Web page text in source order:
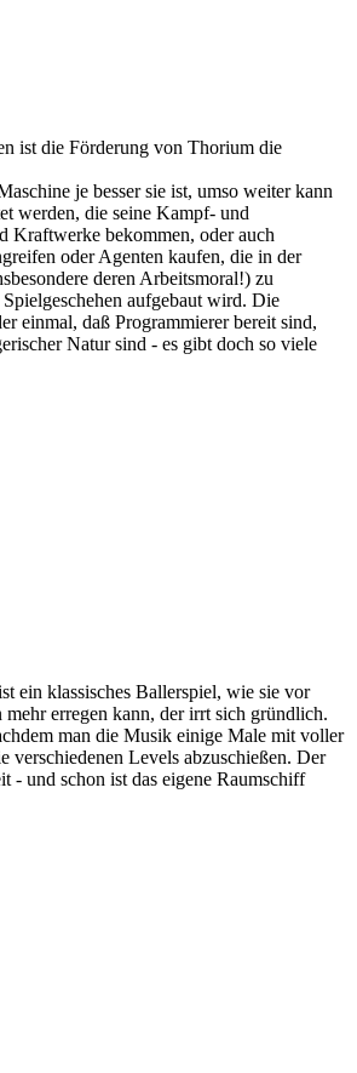
ist die Förderung von Thorium die
je besser sie ist, umso weiter kann
werden, die seine Kampf- und
Kraftwerke bekommen, oder auch
oder Agenten kaufen, die in der
deren Arbeitsmoral!) zu
aufgebaut wird. Die
einmal, daß Programmierer bereit sind,
Natur sind - es gibt doch so viele
ein klassisches Ballerspiel, wie sie vor
erregen kann, der irrt sich gründlich.
man die Musik einige Male mit voller
verschiedenen Levels abzuschießen. Der
- und schon ist das eigene Raumschiff